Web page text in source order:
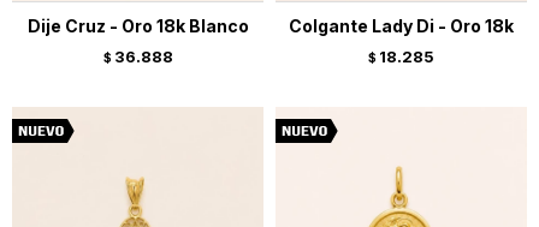
Dije Cruz - Oro 18k Blanco
$ 36.888
Colgante Lady Di - Oro 18k
$ 18.285